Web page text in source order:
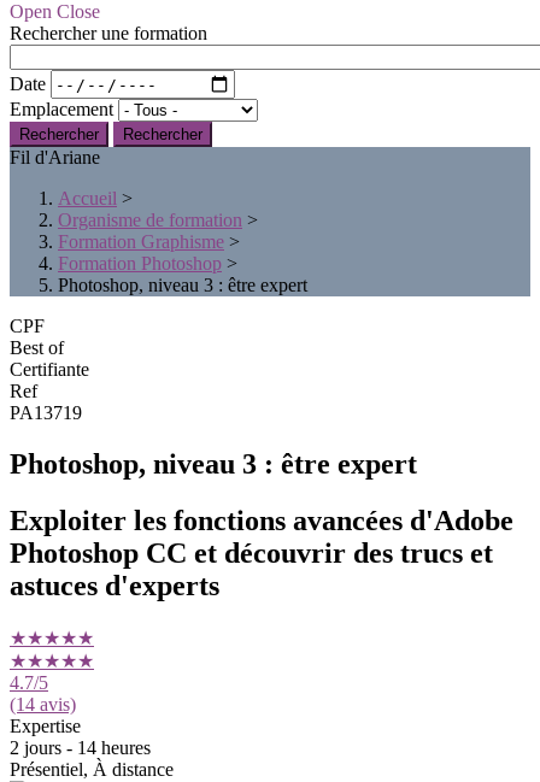
Open Close
Rechercher une formation
Date
Emplacement
Rechercher
Fil d'Ariane
Accueil >
Organisme de formation >
Formation Graphisme >
Formation Photoshop >
Photoshop, niveau 3 : être expert
CPF
Best of
Certifiante
Ref
PA13719
Photoshop, niveau 3 : être expert
Exploiter les fonctions avancées d'Adobe
Photoshop CC et découvrir des trucs et
astuces d'experts
★★★★★
★★★★★
4.7/5
(14 avis)
Expertise
2 jours - 14 heures
Présentiel, À distance